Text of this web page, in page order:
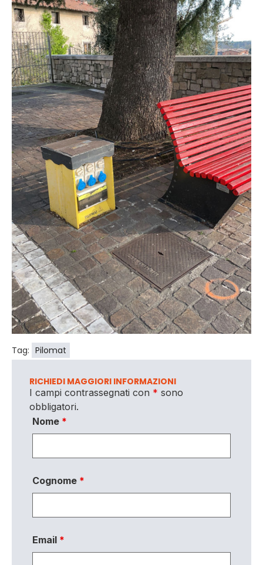
Tag: Pilomat
RICHIEDI MAGGIORI INFORMAZIONI
I campi contrassegnati con * sono
obbligatori.
Nome *
Cognome *
Email *